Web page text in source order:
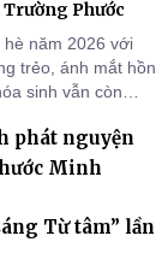
Phước
hè năm 2026 với
trẻo, ánh mắt hồn
sinh vẫn còn
thành hành
phát nguyện
Minh
Từ tâm” lần